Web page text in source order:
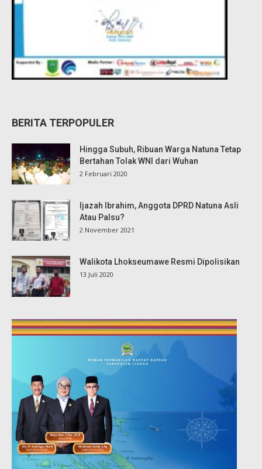
BERITA TERPOPULER
Hingga Subuh, Ribuan Warga Natuna Tetap
Bertahan Tolak WNI dari Wuhan
2 Februari 2020
Ijazah Ibrahim, Anggota DPRD Natuna Asli
Atau Palsu?
2 November 2021
Walikota Lhokseumawe Resmi Dipolisikan
13 Juli 2020